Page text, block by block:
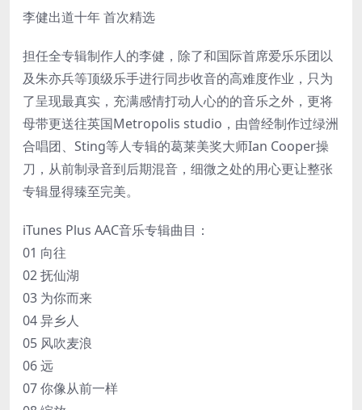
李健出道十年 首次精选
担任全专辑制作人的李健，除了和国际首席爱乐乐团以
及朱亦兵等顶级乐手进行同步收音的高难度作业，只为
了呈现最真实，充满感情打动人心的的音乐之外，更将
母带更送往英国Metropolis studio，由曾经制作过绿洲
合唱团、Sting等人专辑的葛莱美奖大师Ian Cooper操
刀，从前制录音到后期混音，细微之处的用心更让整张
专辑显得臻至完美。
iTunes Plus AAC音乐专辑曲目：
01 向往
02 抚仙湖
03 为你而来
04 异乡人
05 风吹麦浪
06 远
07 你像从前一样